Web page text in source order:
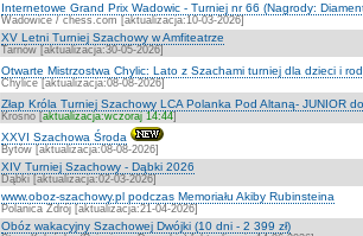
Internetowe Grand Prix Wadowic - Turniej nr 66 (Nagrody:
Wadowice / chess.com [aktualizacja:10-03-2026]
XV Letni Turniej Szachowy w Amfiteatrze
Tarnów [aktualizacja:30-05-2026]
Otwarte Mistrzostwa Chylic: Lato z Szachami turniej dla dzieci i
Chylice [aktualizacja:08-08-2026]
Złap Króla Turniej Szachowy LCA Polanka Pod Altaną- JUNIOR
Krosno [aktualizacja:wczoraj 14:44]
XXVI Szachowa Środa
Bytów [aktualizacja:08-08-2026]
XIV Turniej Szachowy - Dąbki 2026
Dąbki [aktualizacja:02-03-2026]
www.oboz-szachowy.pl podczas Memoriału Akiby Rubinsteina
Polanica Zdrój [aktualizacja:21-04-2026]
Obóz wakacyjny Szachowej Dwójki (10 dni - 2 399 zł)